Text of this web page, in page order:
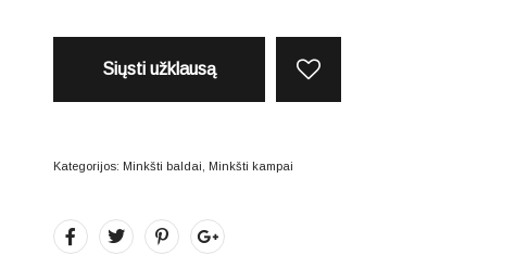
Siųsti užklausą
Kategorijos: Minkšti baldai Minkšti kampai